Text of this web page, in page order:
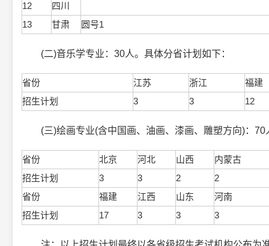
12
四川
13
甘肃 圆号1
(二)音乐学专业：30人。具体分省计划如下：
省份 江苏 浙江
福建
招生计划
3 3 12
(三)绘画专业(含中国画、油画、漆画、雕塑方向)：70
省份 北京 河北 山西
内蒙古
招生计划
3 3 2
2
省份
福建 江西 山东
河南
招生计划
17 3 3 3